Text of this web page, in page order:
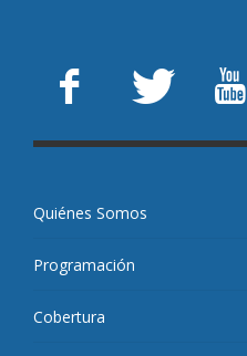
Quiénes Somos
Programación
Cobertura